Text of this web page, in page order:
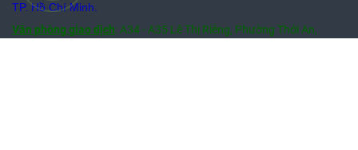
TP. Hồ Chí Minh.
Văn phòng giao dịch: A34 - A35 Lê Thị Riêng, Phường Thới An,